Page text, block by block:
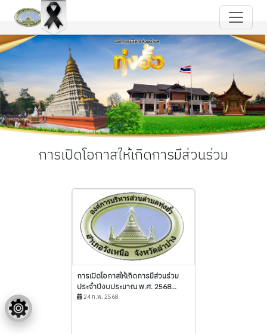
การเปิดโอกาสให้เกิดการมีส่วนร่วม
การเปิดโอกาสให้เกิดการมีส่วนร่วม
ประจำปีงบประมาณ พ.ศ. 2568...
24 ก.พ. 2568